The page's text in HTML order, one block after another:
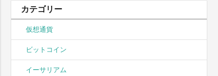
カテゴリー
仮想通貨
ビットコイン
イーサリアム